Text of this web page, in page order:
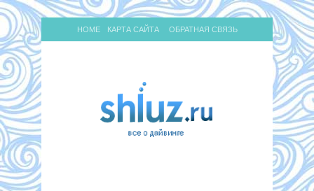
HOME КАРТА САЙТА ОБРАТНАЯ СВЯЗЬ